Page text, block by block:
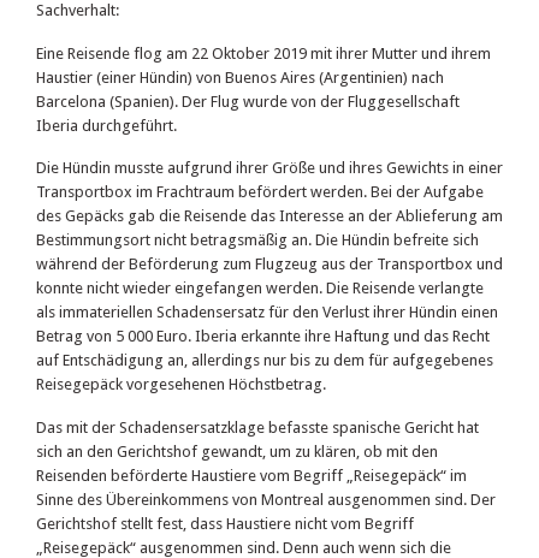
Sachverhalt:
Eine Reisende flog am 22 Oktober 2019 mit ihrer Mutter und ihrem
Haustier (einer Hündin) von Buenos Aires (Argentinien) nach
Barcelona (Spanien). Der Flug wurde von der Fluggesellschaft
Iberia durchgeführt.
Die Hündin musste aufgrund ihrer Größe und ihres Gewichts in einer
Transportbox im Frachtraum befördert werden. Bei der Aufgabe
des Gepäcks gab die Reisende das Interesse an der Ablieferung am
Bestimmungsort nicht betragsmäßig an. Die Hündin befreite sich
während der Beförderung zum Flugzeug aus der Transportbox und
konnte nicht wieder eingefangen werden. Die Reisende verlangte
als immateriellen Schadensersatz für den Verlust ihrer Hündin einen
Betrag von 5 000 Euro. Iberia erkannte ihre Haftung und das Recht
auf Entschädigung an, allerdings nur bis zu dem für aufgegebenes
Reisegepäck vorgesehenen Höchstbetrag.
Das mit der Schadensersatzklage befasste spanische Gericht hat
sich an den Gerichtshof gewandt, um zu klären, ob mit den
Reisenden beförderte Haustiere vom Begriff „Reisegepäck“ im
Sinne des Übereinkommens von Montreal ausgenommen sind. Der
Gerichtshof stellt fest, dass Haustiere nicht vom Begriff
„Reisegepäck“ ausgenommen sind. Denn auch wenn sich die